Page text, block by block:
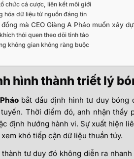
chức cá cược, liên kết môi giới
hóa dữ liệu từ nguồn đáng tin
mà CEO Giàng A Pháo muốn xây
thói quen theo dõi tỉnh táo
không gian không ràng buộc
hình thành triết lý
bắt đầu định hình tư duy bóng
Thời điểm đó, anh nhận
định hướng hành vi. Sự xuất hiện
khó tiếp cận dữ liệu thuần túy.
tư duy đó không diễn ra